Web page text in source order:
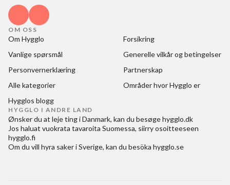
OM OSS
Om Hygglo
Forsikring
Vanlige spørsmål
Generelle vilkår og betingelser
Personvernerklæring
Partnerskap
Alle kategorier
Områder hvor Hygglo er
Hygglos blogg
HYGGLO I ANDRE LAND
Ønsker du at leje ting i Danmark, kan du besøgehygglo.dk
Jos haluat vuokrata tavaroita Suomessa, siirry osoitteeseen
hygglo.fi
Om du vill hyra saker i Sverige, kan du besöka hygglo.se